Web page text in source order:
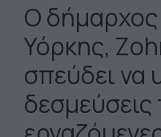
Ο
Υόρκης,
σπεύδει να
δεσμεύσεις